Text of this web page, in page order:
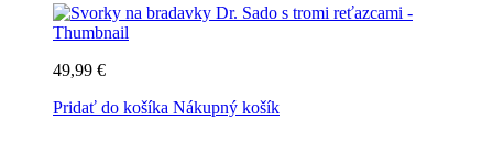
49,99 €
Pridať do košíka Nákupný košík